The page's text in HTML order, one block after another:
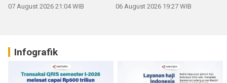
07 August 2026 21:04 WIB 06 August 2026 19:27 WIB
Infografik